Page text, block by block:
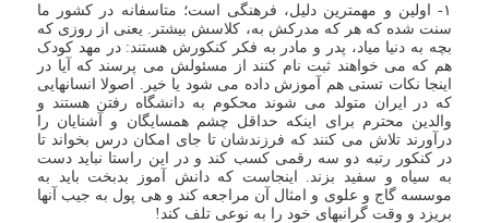
۱- اولین و مهمترین دلیل، فرهنگی است؛ متاسفانه در کشور ما
سنت شده که هر که مدرکش به، کلاسش بیشتر. یعنی از روزی که
بچه به دنیا میاد، پدر و مادر به فکر کنکورش هستند: در مهد کودک
هم که می خواهند ثبت نام کنند از مسئولش می پرسند که آیا در
اینجا نکات تستی هم آموزش داده می شود یا خیر. اصولا انسانهایی
که در ایران متولد می شوند محکوم به دانشگاه رفتن هستند و
والدین محترم برای اینکه حداقل چشم همسایگان و آشنایان را
درآورند تلاش می کنند که فرزندشان تا جای امکان درس بخواند تا
در کنکور رتبه دو سه رقمی کسب کند و در این راستا نباید دست
به سیاه و سفید بزند. اینجاست که دانش آموز بدبخت باید به
موسسه گاج و علوی و امثال آن مراجعه کند و هی پول به جیب آنها
بریزد و وقت گرانبهای خود را به نوعی تلف کند!